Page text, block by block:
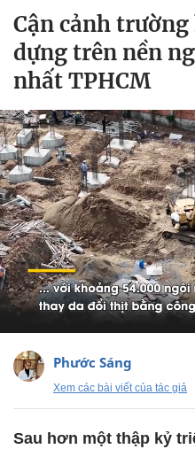
Cận cảnh trường
dựng trên nền
nhất TPHCM
Phước Sáng
Xem các bài viết của tác giả
Sau hơn một thập kỷ